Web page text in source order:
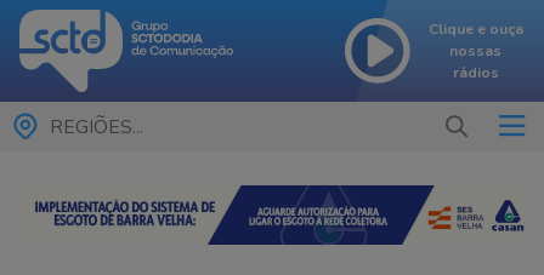
Clique e ouça
nossas
rádios
REGIÕES...